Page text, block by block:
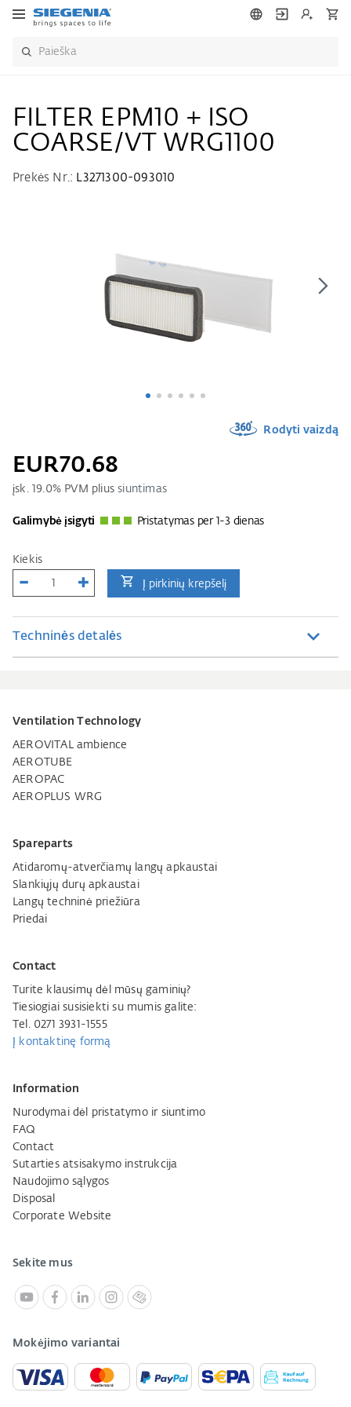
FILTER EPM10 + ISO
COARSE/VT WRG1100
Prekės Nr.: L3271300-093010
Rodyti vaizdą
EUR70.68
įsk. 19.0% PVM pliussiuntimas
Galimybė įsigyti Pristatymas per 1-3 dienas
Kiekis
Į pirkinių krepšelį
Techninės detalės
Ventilation Technology
AEROVITAL ambience
AEROTUBE
AEROPAC
AEROPLUS WRG
Spareparts
Atidaromų-atverčiamų langų apkaustai
Slankiųjų durų apkaustai
Langų techninė priežiūra
Priedai
Contact
Turite klausimų dėl mūsų gaminių?
Tiesiogiai susisiekti su mumis galite:
Tel. 0271 3931-1555
Į kontaktinę formą
Information
Nurodymai dėl pristatymo ir siuntimo
FAQ
Contact
Sutarties atsisakymo instrukcija
Naudojimo sąlygos
Disposal
Corporate Website
Sekite mus
Mokėjimo variantai